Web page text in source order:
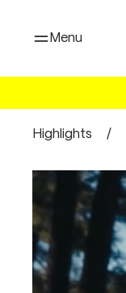
Menu
Highlights /